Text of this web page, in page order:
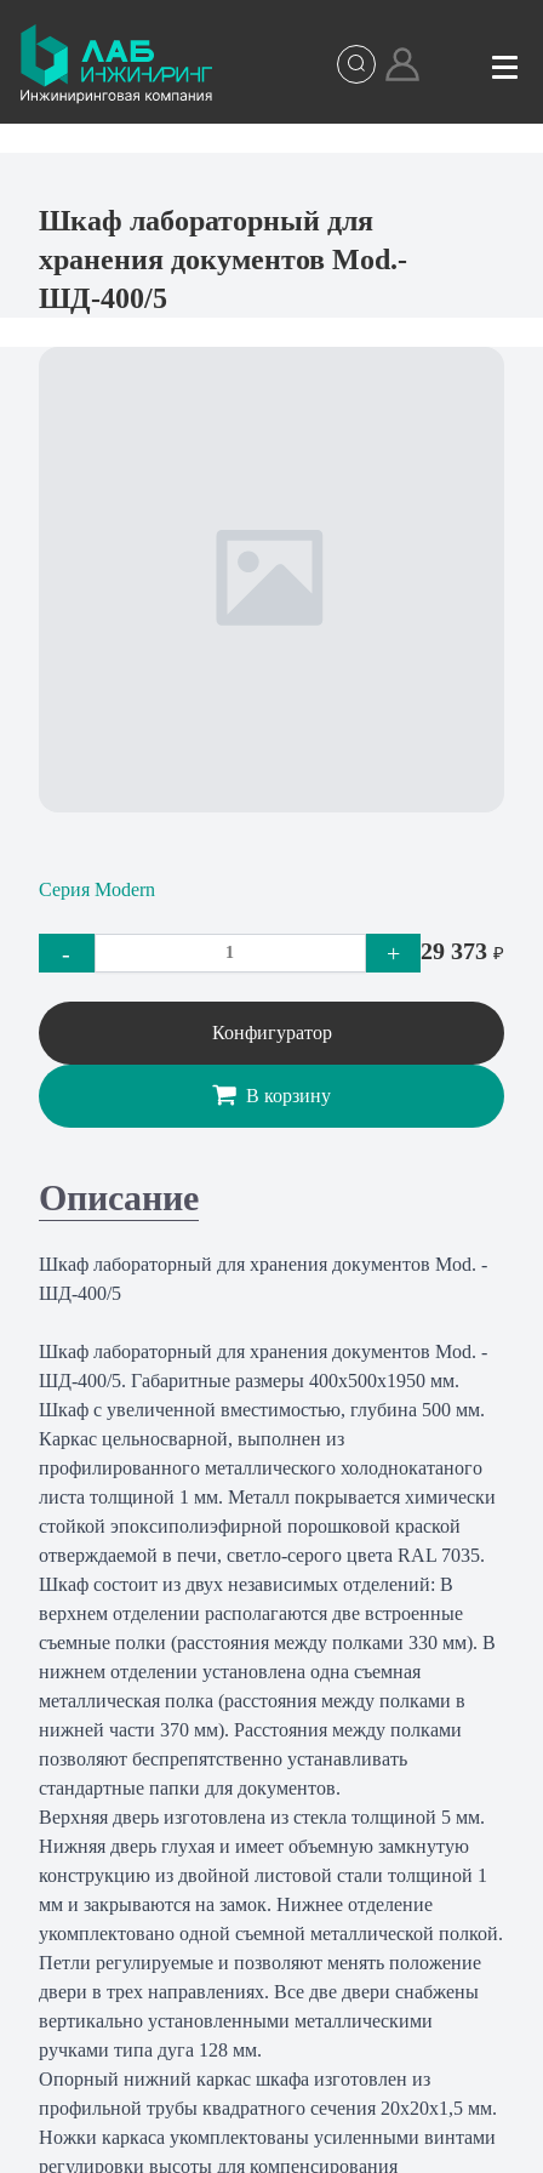
Шкаф лабораторный для
хранения документов Mod.-
ШД-400/5
Серия Modern
- + 29 373 ₽
Конфигуратор
В корзину
Описание
Шкаф лабораторный для хранения документов Mod. -
ШД-400/5
Шкаф лабораторный для хранения документов Mod. -
ШД-400/5. Габаритные размеры 400х500х1950 мм.
Шкаф с увеличенной вместимостью, глубина 500 мм.
Каркас цельносварной, выполнен из
профилированного металлического холоднокатаного
листа толщиной 1 мм. Металл покрывается химически
стойкой эпоксиполиэфирной порошковой краской
отверждаемой в печи, светло-серого цвета RAL 7035.
Шкаф состоит из двух независимых отделений: В
верхнем отделении располагаются две встроенные
съемные полки (расстояния между полками 330 мм). В
нижнем отделении установлена одна съемная
металлическая полка (расстояния между полками в
нижней части 370 мм). Расстояния между полками
позволяют беспрепятственно устанавливать
стандартные папки для документов.
Верхняя дверь изготовлена из стекла толщиной 5 мм.
Нижняя дверь глухая и имеет объемную замкнутую
конструкцию из двойной листовой стали толщиной 1
мм и закрываются на замок. Нижнее отделение
укомплектовано одной съемной металлической полкой.
Петли регулируемые и позволяют менять положение
двери в трех направлениях. Все две двери снабжены
вертикально установленными металлическими
ручками типа дуга 128 мм.
Опорный нижний каркас шкафа изготовлен из
профильной трубы квадратного сечения 20х20х1,5 мм.
Ножки каркаса укомплектованы усиленными винтами
регулировки высоты для компенсирования